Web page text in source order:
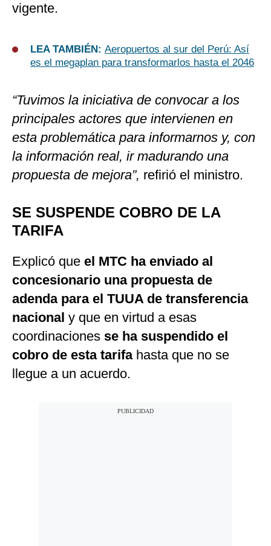
vigente.
LEA TAMBIÉN: Aeropuertos al sur del Perú: Así
es el megaplan para transformarlos hasta el 2046
“Tuvimos la iniciativa de convocar a los
principales actores que intervienen en
esta problemática para informarnos y, con
la información real, ir madurando una
propuesta de mejora”, refirió el ministro.
SE SUSPENDE COBRO DE LA
TARIFA
Explicó que el MTC ha enviado al
concesionario una propuesta de
adenda para el TUUA de transferencia
nacional y que en virtud a esas
coordinaciones se ha suspendido el
cobro de esta tarifahasta que no se
llegue a un acuerdo.